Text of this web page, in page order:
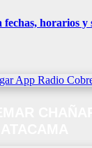
horarios y